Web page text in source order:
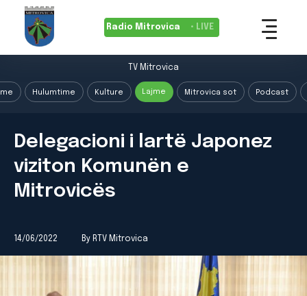
Radio Mitrovica • LIVE
TV Mitrovica
Hulumtime Kulture Lajme Mitrovica sot Podcast
Delegacioni i lartë Japonez
viziton Komunën e
Mitrovicës
14/06/2022 By RTV Mitrovica